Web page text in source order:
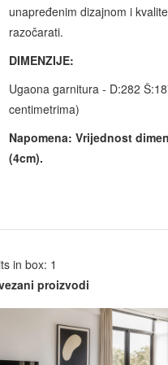
unapređenim dizajnom i
razočarati.
DIMENZIJE:
Ugaona garnitura - D:282
centimetrima)
Napomena: Vrijednost
(4cm).
in box: 1
proizvodi